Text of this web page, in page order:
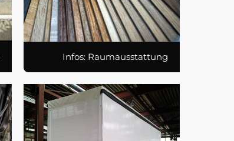
Infos: Raumausstattung